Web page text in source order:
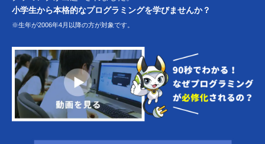
小学生から本格的なプログラミングを学びませんか？
※生年が2006年4月以降の方が対象です。